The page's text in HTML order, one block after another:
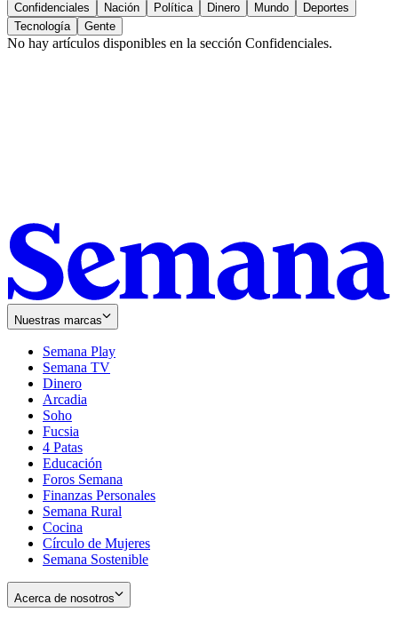
Confidenciales Nación Política Dinero Mundo
Deportes
Tecnología
Gente
No hay artículos disponibles en la sección Confidenciales.
Nuestras marcas
Semana Play
Semana TV
Dinero
Arcadia
Soho
in
new
window
Fucsia
in
new
window
4 Patas
Educación
Foros Semana
Finanzas Personales
Semana Rural
Cocina
Círculo de Mujeres
Semana Sostenible
Acerca de nosotros